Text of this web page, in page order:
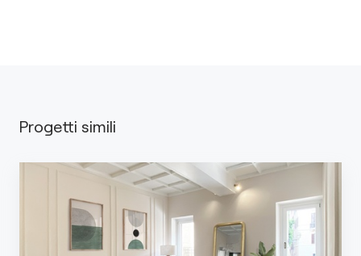
Progetti simili